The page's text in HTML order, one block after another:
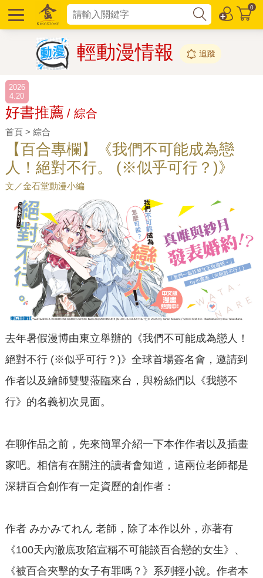
0
輕動漫情報 追蹤
2026
4.20
好書推薦 / 綜合
首頁 > 綜合
【百合專欄】《我們不可能成為戀
人！絕對不行。 (※似乎可行？)》
文／金石堂動漫小編
去年暑假漫博由東立舉辦的《我們不可能成為戀人！
絕對不行 (※似乎可行？)》全球首場簽名會，邀請到
作者以及繪師雙雙蒞臨來台，與粉絲們以《我戀不
行》的名義初次見面。
在聊作品之前，先來簡單介紹一下本作作者以及插畫
家吧。相信有在關注的讀者會知道，這兩位老師都是
深耕百合創作有一定資歷的創作者：
作者 みかみてれん 老師，除了本作以外，亦著有
《100天內澈底攻陷宣稱不可能談百合戀的女生》、
《被百合夾擊的女子有罪嗎？》系列輕小說。作者本